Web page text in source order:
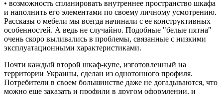
• возможность спланировать внутреннее пространство шкафа
и наполнить его элементами по своему личному усмотрению.
Рассказы о мебели мы всегда начинали с ее конструктивных
особенностей. А ведь не случайно. Подобные "белые пятна"
очень скоро выливались в проблемы, связанные с низкими
эксплуатационными характеристиками.
Почти каждый второй шкаф-купе, изготовленный на
территории Украины, сделан из однотонного профиля.
Потребители в своем большинстве даже не догадываются, что
можно еще заказать и профили в другом оформлении, и